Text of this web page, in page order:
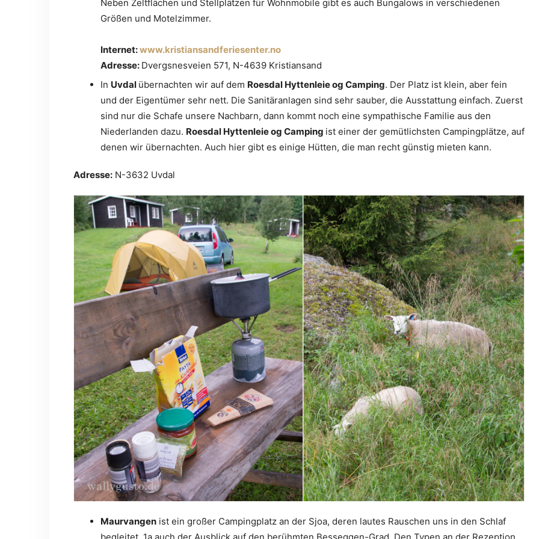
Neben Zeltflächen und Stellplätzen für Wohnmobile gibt es auch Bungalows in verschiedenen
Größen und Motelzimmer.
Internet:www.kristiansandferiesenter.no
Adresse: Dvergsnesveien 571, N-4639 Kristiansand
In Uvdal übernachten wir auf dem Roesdal Hyttenleie og Camping. Der Platz ist klein, aber fein
und der Eigentümer sehr nett. Die Sanitäranlagen sind sehr sauber, die Ausstattung einfach. Zuerst
sind nur die Schafe unsere Nachbarn, dann kommt noch eine sympathische Familie aus den
Niederlanden dazu. Roesdal Hyttenleie og Camping ist einer der gemütlichsten Campingplätze, auf
denen wir übernachten. Auch hier gibt es einige Hütten, die man recht günstig mieten kann.
Adresse: N-3632 Uvdal
Maurvangen ist ein großer Campingplatz an der Sjoa, deren lautes Rauschen uns in den Schlaf